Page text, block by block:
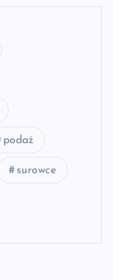
podaż
surowce